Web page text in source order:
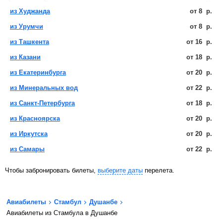
из Худжанда от 8 р.
из Урумчи от 8 р.
из Ташкента от 16 р.
из Казани от 18 р.
из Екатеринбурга от 20 р.
из Минеральных вод от 22 р.
из Санкт-Петербурга от 18 р.
из Красноярска от 20 р.
из Иркутска от 20 р.
из Самары от 22 р.
Чтобы забронировать билеты, выберите даты перелета.
Авиабилеты Стамбул
Душанбе
Авиабилеты из Стамбула в Душанбе